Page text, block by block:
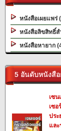
หนังสือเผยแพร่
หนังสือลิขสิทธิ์
หนังสือหายาก
5 อันดับหนังสื
เซน
เซอ
ประ
แล